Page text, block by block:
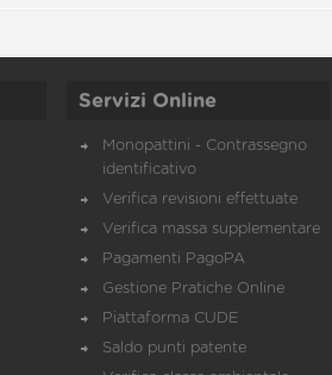
Servizi Online
Monopattini - Contrassegno
identificativo
Verifica revisioni effettuate
Verifica massa supplementare
Pagamenti PagoPA
Gestione Pratiche Online
Piattaforma CUDE
Saldo punti patente